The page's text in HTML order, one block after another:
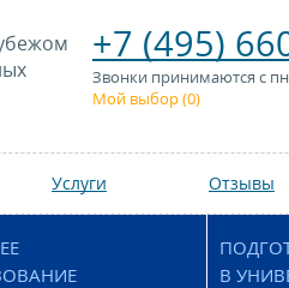
+7 (495)
Звонки принимаются с пн
Мой выбор (0)
Услуги Отзывы
В